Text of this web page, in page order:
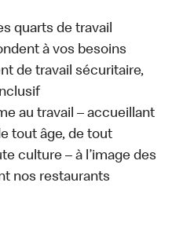
quarts de travail
à vos besoins
de travail sécuritaire,
au travail – accueillant
tout âge, de tout
culture – à l’image des
nos restaurants